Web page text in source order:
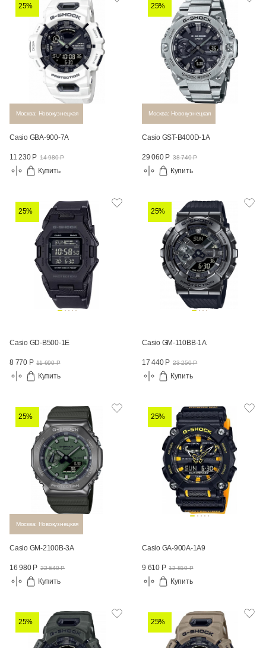
25%
Москва: Новокузнецкая
Casio GBA-900-7A
11 230 Р 14 980 Р
Купить
25%
Москва: Новокузнецкая
Casio GST-B400D-1A
29 060 Р 38 740 Р
Купить
25%
Casio GD-B500-1E
8 770 Р 11 690 Р
Купить
25%
Casio GM-110BB-1A
17 440 Р 23 250 Р
Купить
25%
Москва: Новокузнецкая
Casio GM-2100B-3A
16 980 Р 22 640 Р
Купить
25%
Casio GA-900A-1A9
9 610 Р 12 810 Р
Купить
25% 25%